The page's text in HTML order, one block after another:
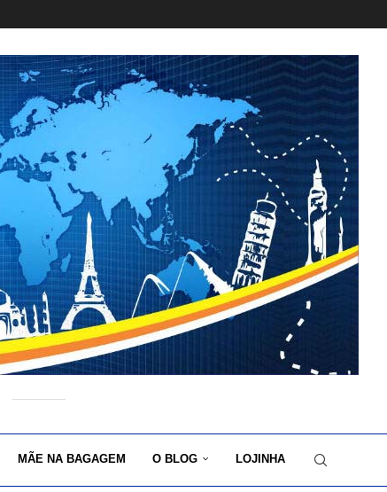
MÃE NA BAGAGEM O BLOG LOJINHA